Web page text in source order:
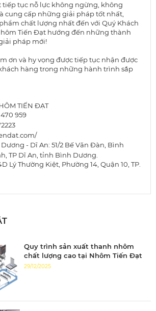
tiếp tục nỗ lực không ngừng, không
cung cấp những giải pháp tốt nhất,
chất lượng nhất đến với Quý Khách
Tiến Đạt hướng đến những thành
pháp mới!
ơn và hy vọng được tiếp tục nhận được
hàng trong những hành trình sắp
TIẾN ĐẠT
959
- Dĩ An: 51/2 Bế Văn Đàn, Bình
TP Dĩ An, tỉnh Bình Dương.
Lý Thường Kiệt, Phường 14, Quận 10, TP.
Quy trình sản xuất thanh nhôm
chất lượng cao tại Nhôm Tiến Đạt
29/12/2025